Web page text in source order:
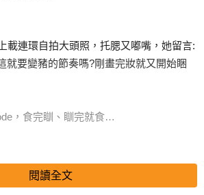
載連環自拍大頭照，托腮又嘟嘴，她留言:
就要變豬的節奏嗎?剛畫完妝就又開始睏
，食完瞓、瞓完就食…
古城逛書店被目睹肚凸凸，有傳懷孕3個
閱讀全文